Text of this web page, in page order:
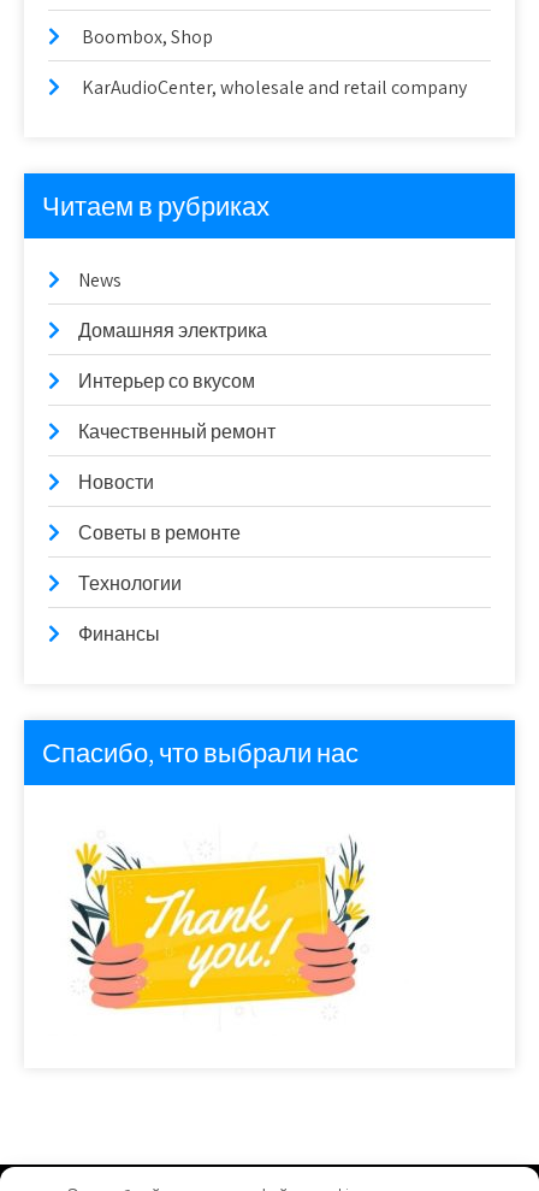
Boombox, Shop
KarAudioCenter, wholesale and retail company
Читаем в рубриках
News
Домашняя электрика
Интерьер со вкусом
Качественный ремонт
Новости
Советы в ремонте
Технологии
Финансы
Спасибо, что выбрали нас